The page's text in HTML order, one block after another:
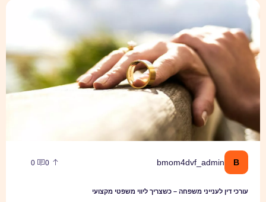
B
bmom4dvf_admin
0
0
עורכי דין לענייני משפחה – כשצריך ליווי משפטי מקצועי
עורכי דין לענייני משפחה – כשצריך ליווי משפטי מקצועי